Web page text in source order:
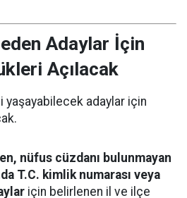
Adaylar İçin
Açılacak
yaşayabilecek adaylar için
nüfus cüzdanı bulunmayan
T.C. kimlik numarası veya
için belirlenen il ve ilçe